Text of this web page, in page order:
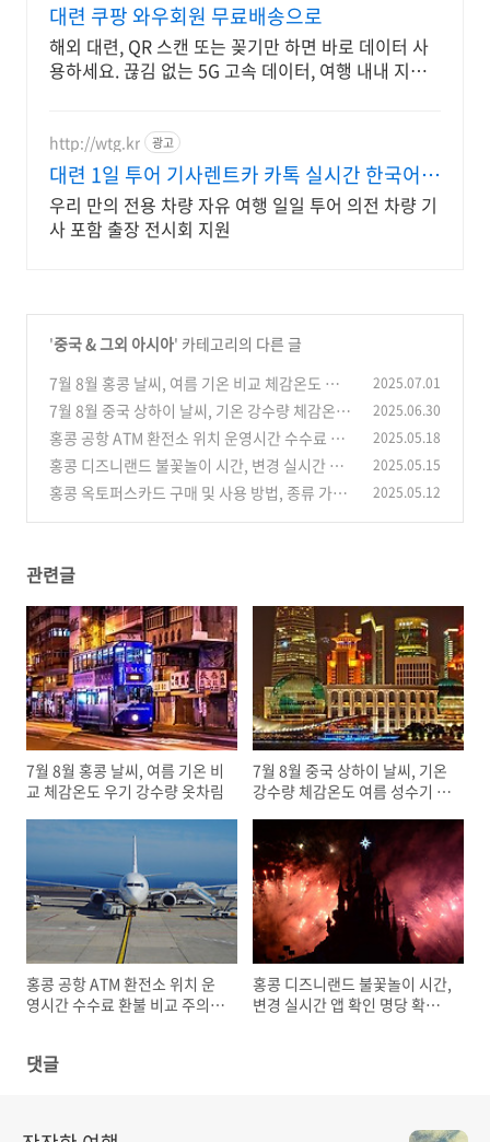
대련 쿠팡 와우회원 무료배송으로
해외 대련, QR 스캔 또는 꽂기만 하면 바로 데이터 사
용하세요. 끊김 없는 5G 고속 데이터, 여행 내내 지도
http://wtg.kr 광고
대련 1일 투어 기사렌트카 카톡 실시간 한국어
지원!
우리 만의 전용 차량 자유 여행 일일 투어 의전 차량 기
사 포함 출장 전시회 지원
'중국 & 그외 아시아' 카테고리의 다른 글
7월 8월 홍콩 날씨, 여름 기온 비교 체감온도 우기
강수량 옷차림 (0)
2025.07.01
7월 8월 중국 상하이 날씨, 기온 강수량 체감온도
여름 성수기 옷차림 (0)
2025.06.30
홍콩 공항 ATM 환전소 위치 운영시간 수수료 환
불 비교 주의사항 환전 꿀팁
(0)
2025.05.18
홍콩 디즈니랜드 불꽃놀이 시간, 변경 실시간 앱
확인 명당 확보 대기 꿀팁
(0)
2025.05.15
홍콩 옥토퍼스카드 구매 및 사용 방법, 종류 가격
2025.05.12
관련글
7월 8월 홍콩 날씨, 여름 기온 비
교 체감온도 우기 강수량 옷차림
7월 8월 중국 상하이 날씨, 기온
강수량 체감온도 여름 성수기 옷
홍콩 공항 ATM 환전소 위치 운
영시간 수수료 환불 비교 주의사
홍콩 디즈니랜드 불꽃놀이 시간,
변경 실시간 앱 확인 명당 확보
댓글